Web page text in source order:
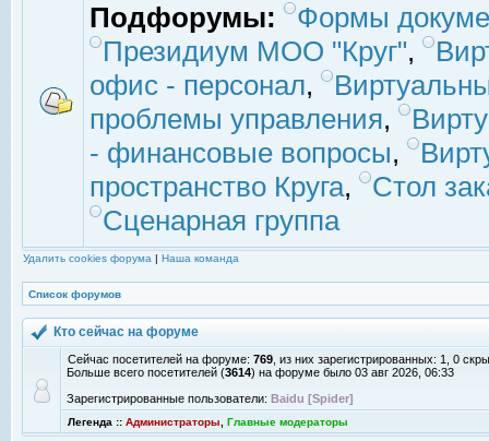
Подфорумы:
Формы
Президиум МОО "Круг",
офис - персонал,
проблемы управления,
- финансовые вопросы,
пространство Круга,
Стол
Сценарная группа
Удалить cookies форума | Наша команда
Список форумов
Кто сейчас на форуме
Сейчас посетителей на форуме: 769 , из них зарегистрированных: 1, 0
Больше всего посетителей (3614) на форуме было 03 авг 2026, 06:33
Зарегистрированные пользователи: Baidu [Spider]
Легенда :: Администраторы Главные модераторы